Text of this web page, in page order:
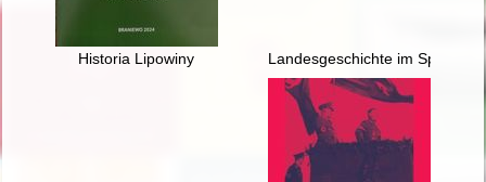
Historia Lipowiny Landesgeschichte im